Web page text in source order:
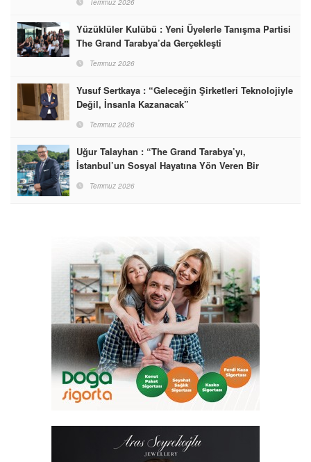
Yüzüklüler Kulübü : Yeni Üyelerle Tanışma Partisi
The Grand Tarabya’da Gerçekleşti
Temmuz 2026
Yusuf Sertkaya : “Geleceğin Şirketleri Teknolojiyle
Değil, İnsanla Kazanacak”
Temmuz 2026
Uğur Talayhan : “The Grand Tarabya’yı,
İstanbul’un Sosyal Hayatına Yön Veren Bir
Temmuz 2026